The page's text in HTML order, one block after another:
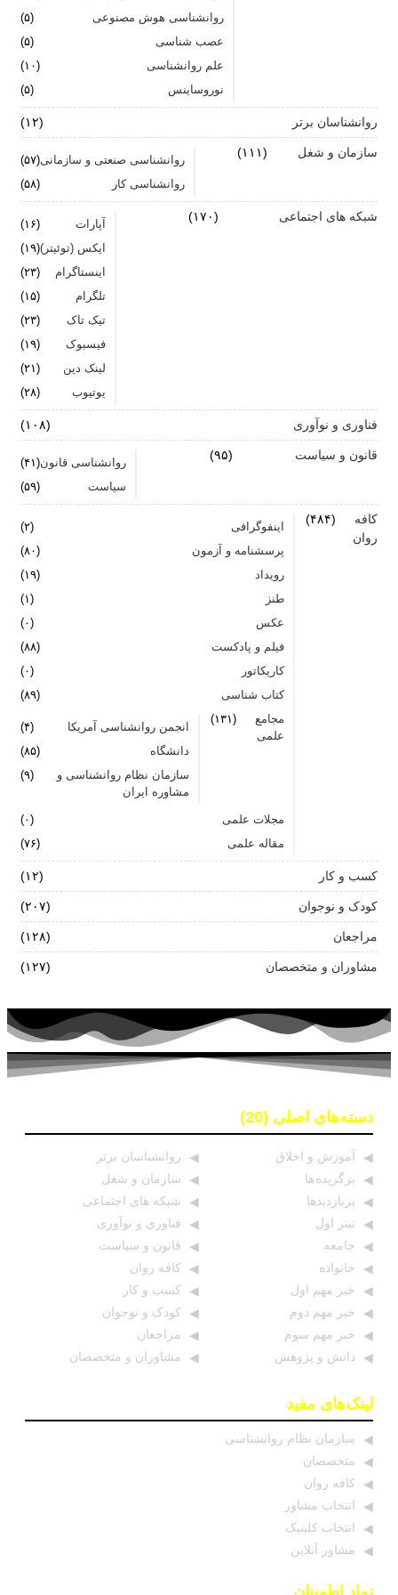
اضطراب را برای خود پر رنگ نکنید
برای بهبود سلامت روان لازم است روزانه از آن مراقبت
روانشناسی هوش مصنوعی
(۵)
عصب شناسی
(۵)
علم روانشناسی
(۱۰)
نوروساینس
(۵)
روانشناسان برتر (۱۲)
سازمان و شغل (۱۱۱)
روانشناسی صنعتی و سازمانی(۵۷)
روانشناسی کار
(۵۸)
شبکه های اجتماعی (۱۷۰)
آپارات
(۱۶)
ایکس (توئیتر)(۱۹)
اینستاگرام
(۲۳)
تلگرام
(۱۵)
تیک تاک
(۲۳)
فیسبوک
(۱۹)
لینک دین
(۲۱)
یوتیوب
(۲۸)
فناوری و نوآوری (۱۰۸)
قانون و سیاست (۹۵)
روانشناسی قانون(۴۱)
سیاست
(۵۹)
کافه
روان
(۴۸۴)
اینفوگرافی
(۲)
پرسشنامه و آزمون
(۸۰)
رویداد
(۱۹)
طنز
(۱)
عکس
(۰)
فیلم و پادکست
(۸۸)
کاریکاتور
(۰)
کتاب شناسی
(۸۹)
مجامع
علمی
(۱۳۱)
انجمن روانشناسی آمریکا
(۴)
دانشگاه
(۸۵)
سازمان نظام روانشناسی و
مشاوره ایران
(۹)
مجلات علمی
(۰)
مقاله علمی
(۷۶)
کسب و کار (۱۲)
کودک و نوجوان (۲۰۷)
مراجعان (۱۲۸)
مشاوران و متخصصان (۱۲۷)
دسته‌های اصلی (20)
آموزش و اخلاق
برگزیده ها
پربازدیدها
تیتر اول
جامعه
خانواده
خبر مهم اول
خبر مهم دوم
خبر مهم سوم
دانش و پژوهش
روانشناسان برتر
سازمان و شغل
شبکه های اجتماعی
فناوری و نوآوری
قانون و سیاست
کافه روان
کسب و کار
کودک و نوجوان
مراجعان
مشاوران و متخصصان
لینک‌های مفید
سازمان نظام روانشناسی
متخصصان
کافه روان
انتخاب مشاور
انتخاب کلینیک
مشاور آنلاین